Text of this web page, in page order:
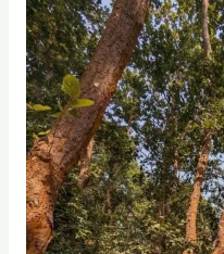
জেলায়
ডে
ট্রিপ
–
বিল
ও
পাহাড়ের
পাখি
(জানুয়ারী